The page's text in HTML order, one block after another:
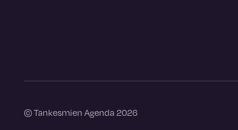
©Tankesmien Agenda 2026